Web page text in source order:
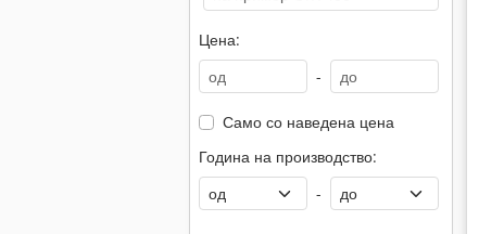
Цена:
-
Само со наведена цена
Година на производство:
-